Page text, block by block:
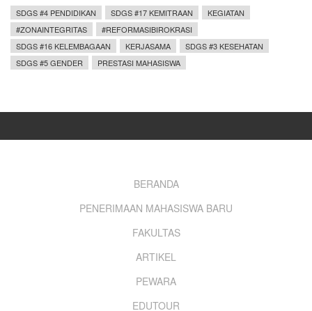
SDGS #4 PENDIDIKAN SDGS #17 KEMITRAAN
KEGIATAN
#ZONAINTEGRITAS
#REFORMASIBIROKRASI
SDGS #16 KELEMBAGAAN
KERJASAMA
SDGS #3 KESEHATAN
SDGS #5 GENDER
PRESTASI MAHASISWA
BERANDA
PENERIMAAN MAHASISWA BARU
FAKULTAS
ARTIKEL
PEWARA
EDUTOUR